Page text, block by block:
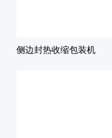
侧边封热收缩包装机